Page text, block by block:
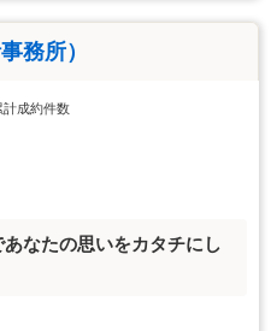
務所）
計成約件数
なたの思いをカタチにし